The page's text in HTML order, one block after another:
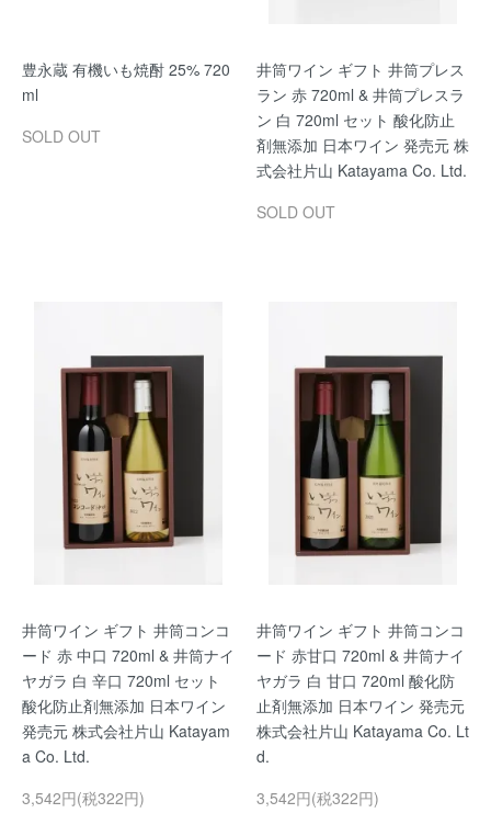
豊永蔵 有機いも焼酎 25% 720
ml
SOLD OUT
井筒ワイン ギフト 井筒プレス
ラン 赤 720ml & 井筒プレスラ
ン 白 720ml セット 酸化防止
剤無添加 日本ワイン 発売元 株
式会社片山 Katayama Co. Ltd.
SOLD OUT
井筒ワイン ギフト 井筒コンコ
ード 赤 中口 720ml & 井筒ナイ
ヤガラ 白 辛口 720ml セット
酸化防止剤無添加 日本ワイン
発売元 株式会社片山 Katayam
a Co. Ltd.
3,542円(税322円)
井筒ワイン ギフト 井筒コンコ
ード 赤甘口 720ml & 井筒ナイ
ヤガラ 白 甘口 720ml 酸化防
止剤無添加 日本ワイン 発売元
株式会社片山 Katayama Co. Lt
d.
3,542円(税322円)